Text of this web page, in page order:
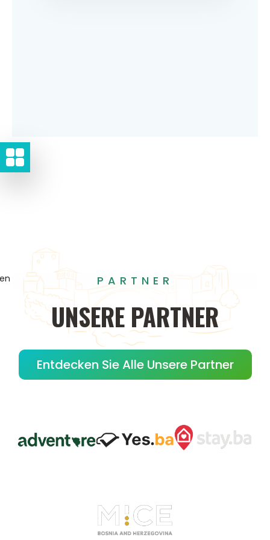
PARTNER
UNSERE PARTNER
Entdecken Sie Alle Unsere Partner